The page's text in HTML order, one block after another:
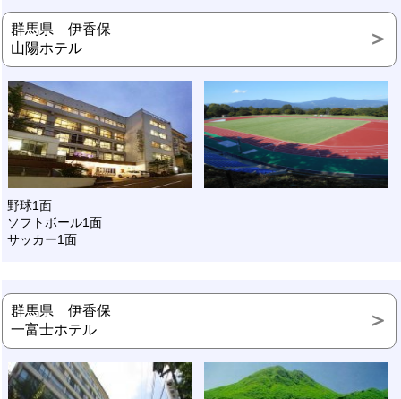
群馬県 伊香保
山陽ホテル
野球1面
ソフトボール1面
サッカー1面
群馬県 伊香保
一富士ホテル